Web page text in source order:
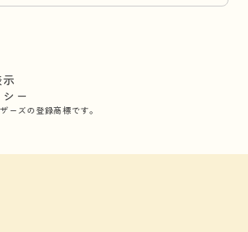
ー
ーズの登録商標です。